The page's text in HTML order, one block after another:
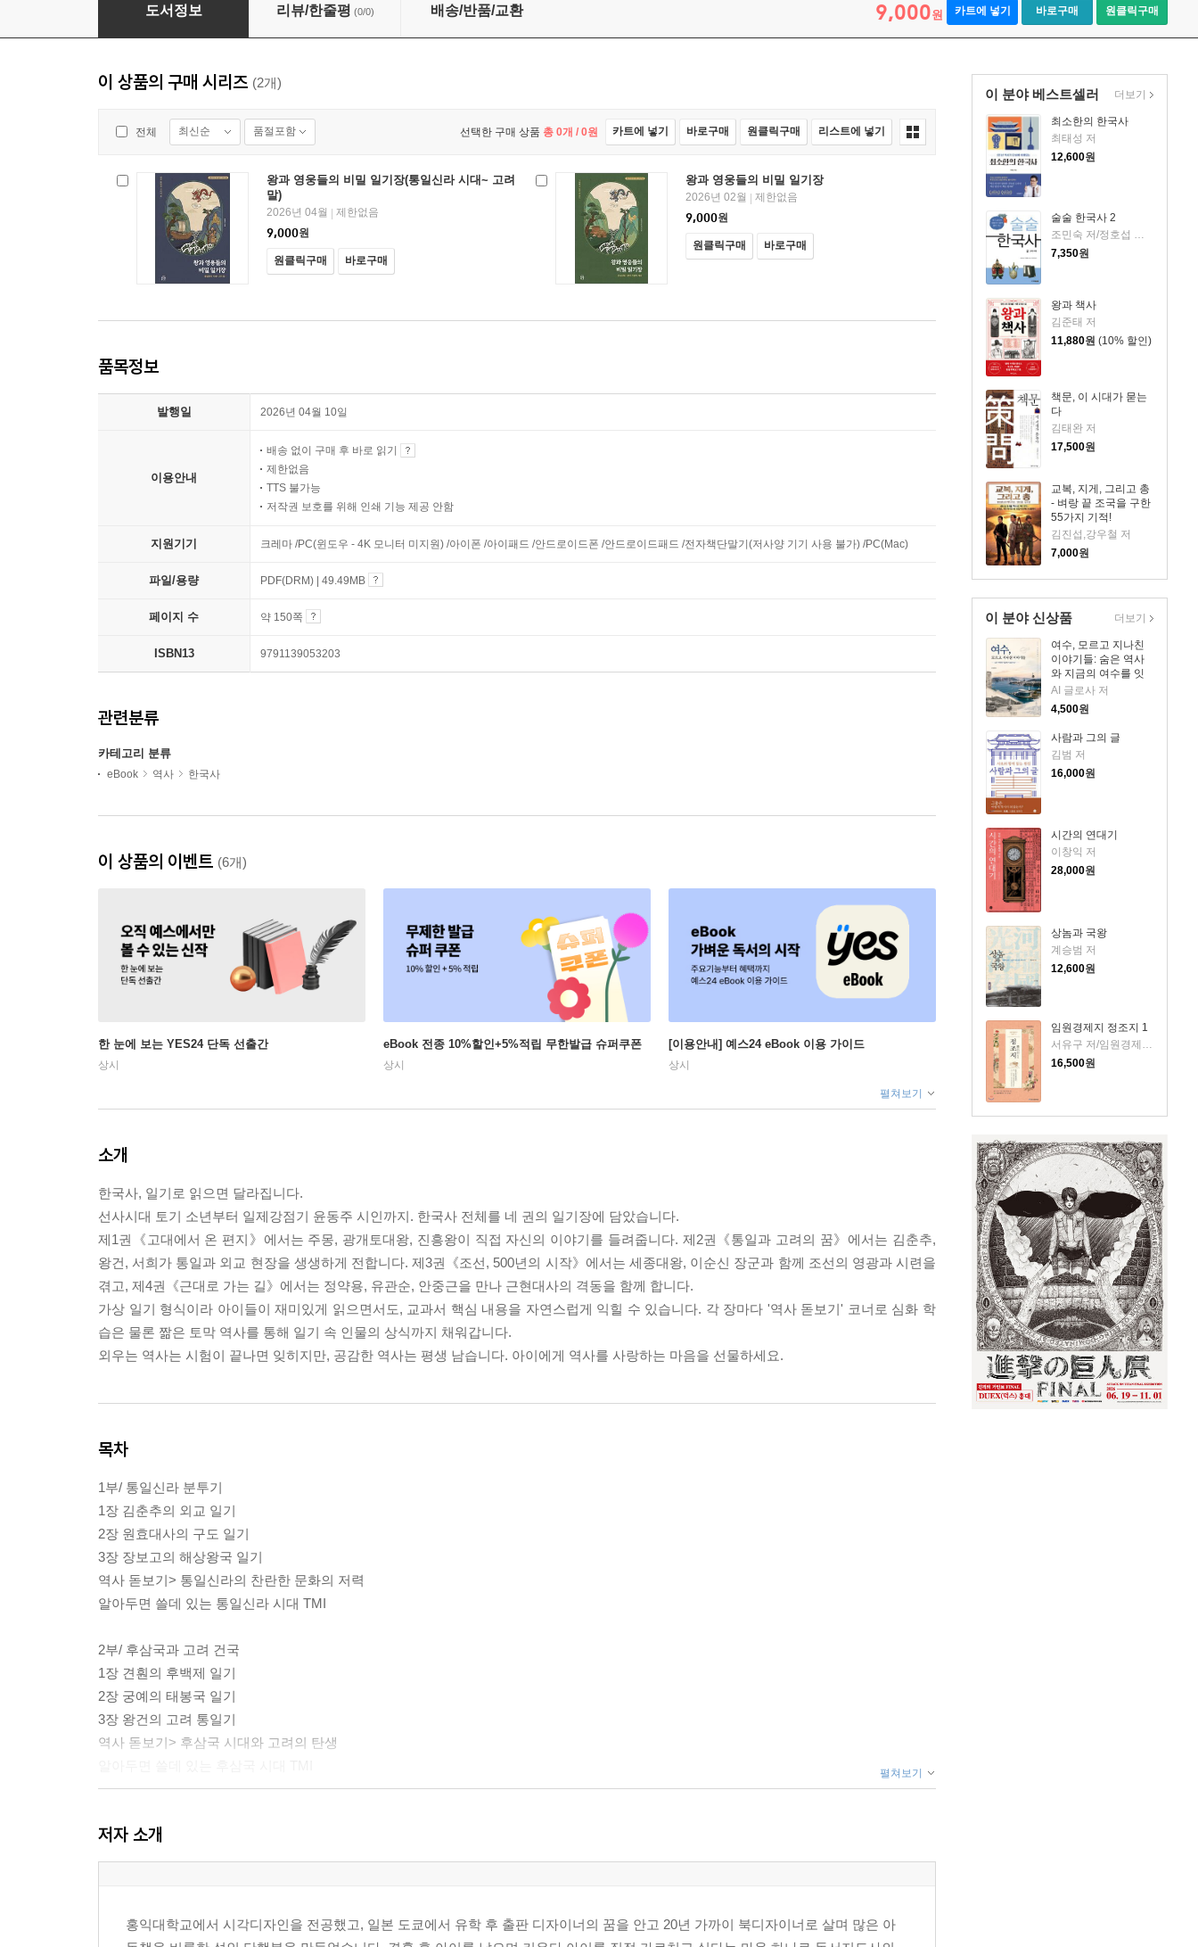
도서정보 리뷰/한줄평 (0/0) 배송/반품/교환 9,000원 카트에 넣기 바로구매 원클릭구매
이 분야 베스트셀러
최소한의 한국사
최태성 저
12,600원
술술 한국사 2
7,350원
왕과 책사
김준태 저
11,880원 (10% 할인)
책문, 이 시대가 묻는
다
김태완 저
17,500원
교복, 지게, 그리고 총
- 벼랑 끝 조국을 구한
55가지 기적!
김진섭,강우철 저
7,000원
더보기
이 분야 신상품
여수, 모르고 지나친
이야기들: 숨은 역사
와 지금의 여수를 잇
다
AI 글로사 저
4,500원
사람과 그의 글
김범 저
16,000원
시간의 연대기
이창익 저
28,000원
상놈과 국왕
계승범 저
12,600원
임원경제지 정조지 1
서유구 저/임원경제연구소 역
16,500원
더보기
이 상품의 구매 시리즈 (2개)
전체 최신순 품절포함 선택한 구매 상품 총 0개 / 0원 카트에 넣기 바로구매 원클릭구매 리스트에 넣기
왕과 영웅들의 비밀 일기장(통일신라 시대~ 고려
말)
2026년 04월 | 제한없음
9,000원
원클릭구매 바로구매
왕과 영웅들의 비밀 일기장
2026년 02월 | 제한없음
9,000원
원클릭구매 바로구매
품목정보
발행일 2026년 04월 10일
이용안내
배송 없이 구매 후 바로 읽기
제한없음
TTS 불가능
저작권 보호를 위해 인쇄 기능 제공 안함
지원기기 크레마 /PC(윈도우 - 4K 모니터 미지원) /아이폰 /아이패드 /안드로이드폰 /안드로이드패드 /전자책단말기(저사양 기기 사용 불가) /PC(Mac)
파일/용량 PDF(DRM) | 49.49MB
페이지 수 약 150쪽
ISBN13 9791139053203
관련분류
카테고리 분류
eBook 역사 한국사
이 상품의 이벤트 (6개)
한 눈에 보는 YES24 단독 선출간
상시
eBook 전종 10%할인+5%적립 무한발급 슈퍼쿠폰
상시
[이용안내] 예스24 eBook 이용 가이드
상시
펼쳐보기
소개
한국사, 일기로 읽으면 달라집니다.
선사시대 토기 소년부터 일제강점기 윤동주 시인까지. 한국사 전체를 네 권의 일기장에 담았습니다.
제1권《고대에서 온 편지》에서는 주몽, 광개토대왕, 진흥왕이 직접 자신의 이야기를 들려줍니다. 제2권《통일과 고려의 꿈》에서는 김춘추,
왕건, 서희가 통일과 외교 현장을 생생하게 전합니다. 제3권《조선, 500년의 시작》에서는 세종대왕, 이순신 장군과 함께 조선의 영광과 시련을
겪고, 제4권《근대로 가는 길》에서는 정약용, 유관순, 안중근을 만나 근현대사의 격동을 함께 합니다.
가상 일기 형식이라 아이들이 재미있게 읽으면서도, 교과서 핵심 내용을 자연스럽게 익힐 수 있습니다. 각 장마다 '역사 돋보기' 코너로 심화 학
습은 물론 짦은 토막 역사를 통해 일기 속 인물의 상식까지 채워갑니다.
외우는 역사는 시험이 끝나면 잊히지만, 공감한 역사는 평생 남습니다. 아이에게 역사를 사랑하는 마음을 선물하세요.
목차
1부/ 통일신라 분투기
1장 김춘추의 외교 일기
2장 원효대사의 구도 일기
3장 장보고의 해상왕국 일기
역사 돋보기> 통일신라의 찬란한 문화의 저력
알아두면 쓸데 있는 통일신라 시대 TMI
2부/ 후삼국과 고려 건국
1장 견훤의 후백제 일기
2장 궁예의 태봉국 일기
3장 왕건의 고려 통일기
역사 돋보기> 후삼국 시대와 고려의 탄생
1장 서희의 외교 담판기
2장 묘청의 서경천도 일기
알아두면 쓸데 있는 고려 시대 TMI
펼쳐보기
저자 소개
홍익대학교에서 시각디자인을 전공했고, 일본 도쿄에서 유학 후 출판 디자이너의 꿈을 안고 20년 가까이 북디자이너로 살며 많은 아